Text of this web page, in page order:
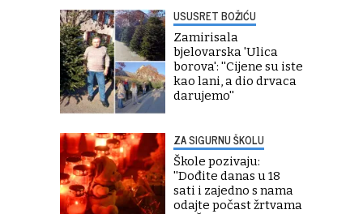
USUSRET BOŽIĆU
Zamirisala
bjelovarska 'Ulica
borova': ''Cijene su iste
kao lani, a dio drvaca
darujemo''
ZA SIGURNU ŠKOLU
Škole pozivaju:
''Dođite danas u 18
sati i zajedno s nama
odajte počast žrtvama